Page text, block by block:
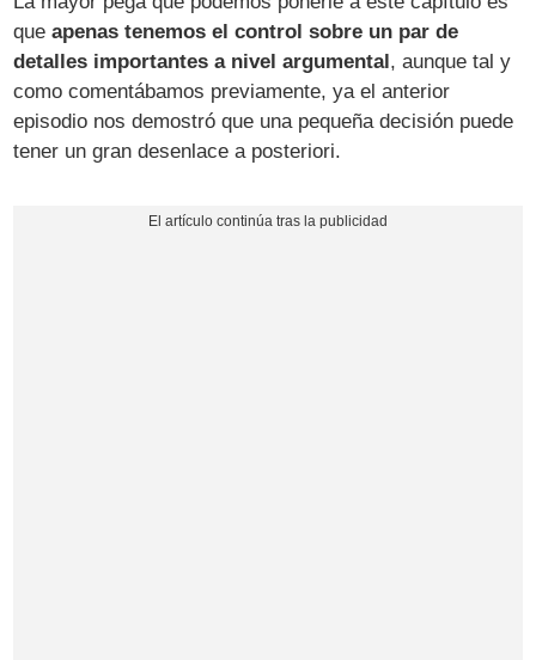
queapenas tenemos el control sobre un par de
detalles importantes a nivel argumental, aunque tal y
como comentábamos previamente, ya el anterior
episodio nos demostró que una pequeña decisión puede
tener un gran desenlace a posteriori.